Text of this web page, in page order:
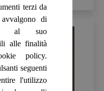
terzi da
di
al suo
alle finalità
policy.
seguenti
l'utilizzo